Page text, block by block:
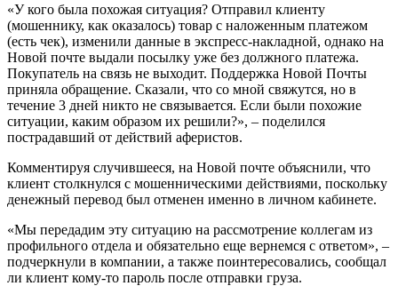
«У кого была похожая ситуация? Отправил клиенту
(мошеннику, как оказалось) товар с наложенным платежом
(есть чек), изменили данные в экспресс-накладной, однако на
Новой почте выдали посылку уже без должного платежа.
Покупатель на связь не выходит. Поддержка Новой Почты
приняла обращение. Сказали, что со мной свяжутся, но в
течение 3 дней никто не связывается. Если были похожие
ситуации, каким образом их решили?», – поделился
пострадавший от действий аферистов.
Комментируя случившееся, на Новой почте объяснили, что
клиент столкнулся с мошенническими действиями, поскольку
денежный перевод был отменен именно в личном кабинете.
«Мы передадим эту ситуацию на рассмотрение коллегам из
профильного отдела и обязательно еще вернемся с ответом», –
подчеркнули в компании, а также поинтересовались, сообщал
ли клиент кому-то пароль после отправки груза.